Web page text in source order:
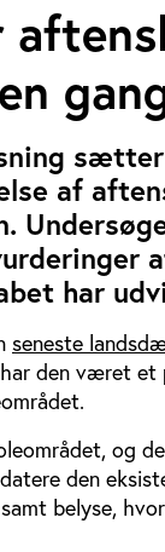
af
har
seneste
den været
og
den
belyse,